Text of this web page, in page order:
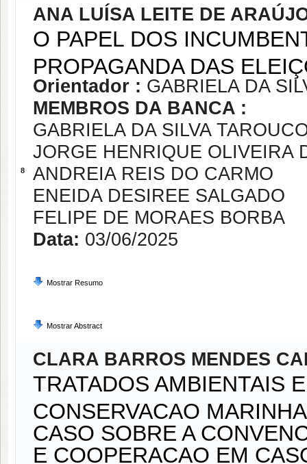
8
ANA LUÍSA LEITE DE
O PAPEL DOS
PROPAGANDA DAS
Orientador : GABRIELA DA
MEMBROS DA BANCA :
GABRIELA DA SILVA
JORGE HENRIQUE OLIVEIRA
ANDREIA REIS DO CARMO
ENEIDA DESIREE SALGADO
FELIPE DE MORAES BORBA
Data: 03/06/2025
Mostrar Resumo
Mostrar Abstract
CLARA BARROS MENDES
TRATADOS AMBIENTAIS
CONSERVACAO
CASO SOBRE A
E COOPERACAO EM